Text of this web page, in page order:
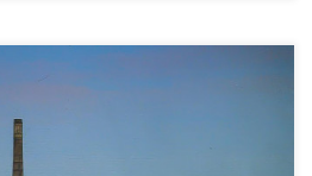
las antiguas pesetas ascendieron el
planos del monasterio de Santa